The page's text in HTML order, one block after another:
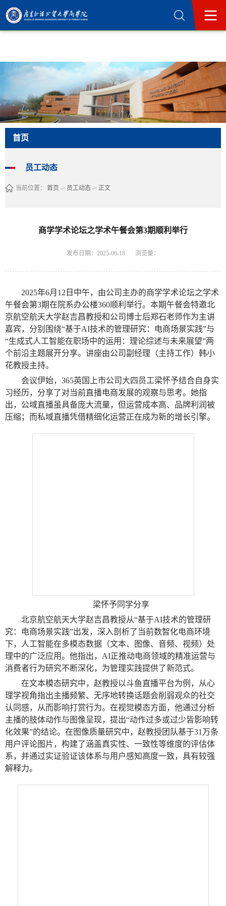
365英国上市公司(集团)官方网站-Official
首页
员工动态
当前位置： 首页 -> 员工动态-> 正文
商学学术论坛之学术午餐会第3期顺利举行
发布日期：2025-06-18 浏览量：
2025年6月 12 日 中午，由公司主办的商学学术论坛之学术
午餐会第3期在院系办公楼360顺利举行。本期午餐会特邀北
京航空航天大学赵吉昌教授和公司博士后郑石老师作为主讲
嘉宾， 分别 围绕“基于AI技术的管理研究：电商场景实践”与
“生成式人工智能在职场中的运用：理论综述与未来展望”两
个前沿主题展开分享。讲座由公司副经理 （主持工作） 韩小
花教授主持。
会议伊始， 365英国上市公司大四员工梁怀予结合自身实
习经历，分享了对当前直播电商发展的观察与思考。她指
出，公域直播虽具备庞大流量，但运营成本高、品牌利润被
压缩；而私域直播凭借精细化运营正在成为新的增长引擎。
梁怀予同学分享
北京航空航天大学赵吉昌教授从“基于AI技术的管理研
究：电商场景实践”出发，深入剖析了当前数智化电商环境
下，人工智能在多模态数据（文本、图像、音频、视频）处
理中的广泛应用。他指出， AI正推动电商领域的精准运营与
消费者行为研究不断深化，为管理实践提供了新范式。
在文本模态研究中，赵教授以斗鱼直播平台为例，从心
理学视角指出主播频繁、无序地转换话题会削弱观众的社交
认同感，从而影响打赏行为。在视觉模态方面，他通过分析
主播的肢体动作与图像呈现，提出“动作过多或过少皆影响转
化效果”的结论。在图像质量研究中，赵教授团队基于31 万条
用户评论图片，构建了涵盖真实性、一致性等维度的评估体
系，并通过实证验证该体系与用户感知高度一致，具有较强
解释力。